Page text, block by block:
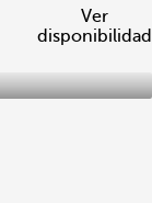
Ver
disponibilidad